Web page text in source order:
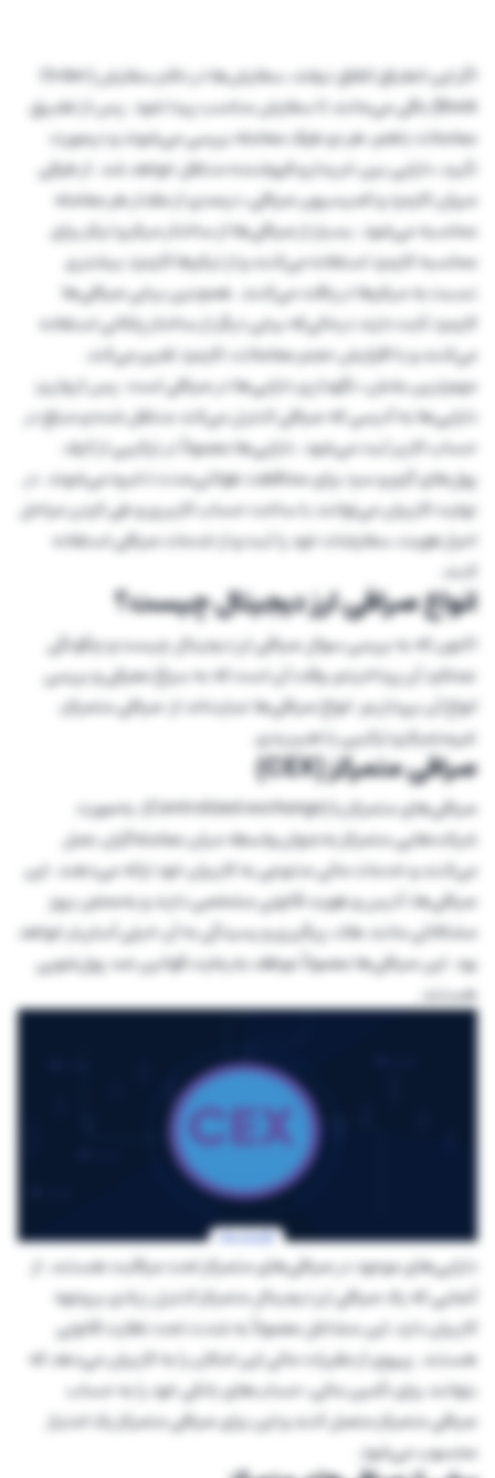
اگر این انطباق اتفاق نیفتد، سفارش‌ها در دفتر سفارش (Order
Book) باقی می‌مانند تا سفارش مناسب پیدا شود. پس از تطبیق
معاملات باهم، هر دو طرف معامله بررسی می‌شوند و درصورت
تأیید، دارایی بین خریدار و فروشنده منتقل خواهد شد. از طرفی
میزان کارمزد و کمیسیون صرافی، درصدی از مقدار هر معامله
محاسبه می‌شود. بسیار از صرافی‌ها از ساختار میکر و تیکر برای
محاسبه کارمزد استفاده می‌کنند و از تیکرها کارمزد بیشتری
نسبت به میکرها دریافت می‌کنند. همچنین برخی صرافی‌ها
کارمزد ثابت دارند درحالی‌که برخی دیگر از ساختار پلکانی استفاده
می‌کنند و با افزایش حجم معاملات، کارمزد تغییر می‌کند.
مهم‌ترین بخش، نگهداری دارایی‌ها در صرافی است. پس از واریز،
دارایی‌ها به آدرسی که صرافی کنترل می‌کند منتقل شده و مبلغ در
حساب کاربر ثبت می‌شود. دارایی‌ها معمولاً در ترکیبی از کیف
پول‌های گرم و سرد برای محافظت طولانی‌مدت ذخیره می‌شوند. در
نهایت کاربران می‌توانند با ساخت حساب کاربری و طی کردن مراحل
احراز هویت، سفارشات خود را ثبت و از خدمات صرافی استفاده
کنند.
انواع صرافی ارز دیجیتال چیست؟
اکنون که به بررسی سوال صرافی ارز دیجیتال چیست و چگونگی
عملکرد آن پرداخیتم، وقت آن است که به سراغ معرفی و بررسی
انواع آن بپردازیم. انواع صرافی‌ها عبارت‌اند از: صرافی متمرکز،
غیرمتمرکز و ترکیبی یا هیبریدی.
صرافی متمرکز (CEX)
صرافی‌های متمرکز یا (Centralized exchange)، به‌صورت
شرکت‌هایی متمرکز به‌عنوان واسطه میان معامله‌گران عمل
می‌کنند و خدمات مالی متنوعی به کاربران خود ارائه می‌دهند. این
صرافی‌ها، آدرس و هویت قانونی مشخصی دارند و به‌محض بروز
مشکلاتی مانند هک، پیگیری و رسیدگی به آن خیلی آسان‌تر خواهد
بود. این صرافی‌ها معمولاً موظف به‌رعایت قوانین ضد پول‌شویی
هستند.
دارایی‌های موجود در صرافی‌های متمرکز تحت مراقبت هستند. از
آنجایی که یک صرافی ارز دیجیتال متمرکز کنترل زیادی بر وجوه
کاربران دارد، این مشاغل معمولاً به شدت تحت نظارت قانونی
هستند. پیروی از مقررات مالی این امکان را به کاربران می‌دهد که
بتوانند برای تأمین مالی، حساب‌های بانکی خود را به حساب
صرافی متمرکز متصل کنند و این برای صرافی متمرکز یک امتیاز
محسوب می‌شود.